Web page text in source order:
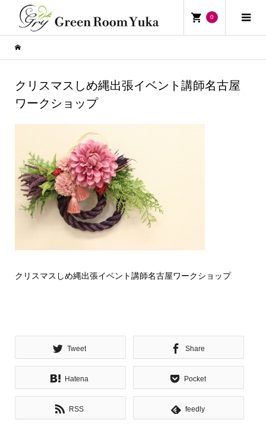
0
クリスマスしめ縄出張イベント講師名古屋
ワークショップ
クリスマスしめ縄出張イベント講師名古屋ワークショップ
Tweet Share
Hatena Pocket
RSS feedly